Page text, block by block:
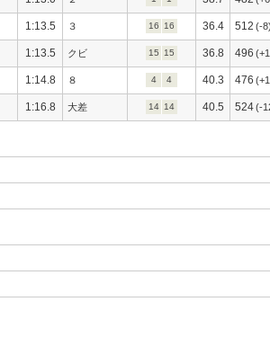
1:13.5 ３ 16 16 36.4 512 (-8)
1:13.5 クビ 15 15 36.8 496
1:14.8 ８ 4 4 40.3 476
1:16.8 大差 14 14 40.5 524(-